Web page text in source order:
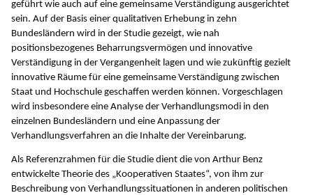
geführt wie auch auf eine gemeinsame Verständigung ausgerichtet
sein. Auf der Basis einer qualitativen Erhebung in zehn
Bundesländern wird in der Studie gezeigt, wie nah
positionsbezogenes Beharrungsvermögen und innovative
Verständigung in der Vergangenheit lagen und wie zukünftig gezielt
innovative Räume für eine gemeinsame Verständigung zwischen
Staat und Hochschule geschaffen werden können. Vorgeschlagen
wird insbesondere eine Analyse der Verhandlungsmodi in den
einzelnen Bundesländern und eine Anpassung der
Verhandlungsverfahren an die Inhalte der Vereinbarung.
Als Referenzrahmen für die Studie dient die von Arthur Benz
entwickelte Theorie des „Kooperativen Staates“, von ihm zur
Beschreibung von Verhandlungssituationen in anderen politischen